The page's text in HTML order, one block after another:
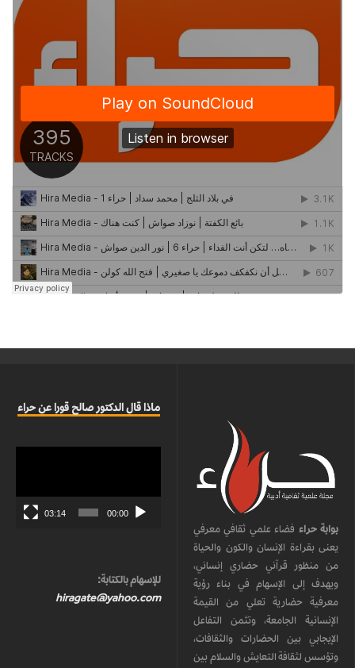
بوابة حراء فضاء علمي ثقافي معرفي
يعنى بقراءة الإنسان والكون والحياة
من منظور قرآني حضاري إنساني،
ويهدف إلى الإسهام في بناء رؤية
معرفية حضارية تعلي من القيمة
الإنسانية الجامعة، وتثمن التفاعل
الإيجابي بين الحضارات والثقافات،
وتؤسس لثقافة التعايش والسلام بين
ماذا قال الدكتور صالح قورا عن حراء
00:00
03:14
للإسهام بالكتابة:
hiragate@yahoo.com